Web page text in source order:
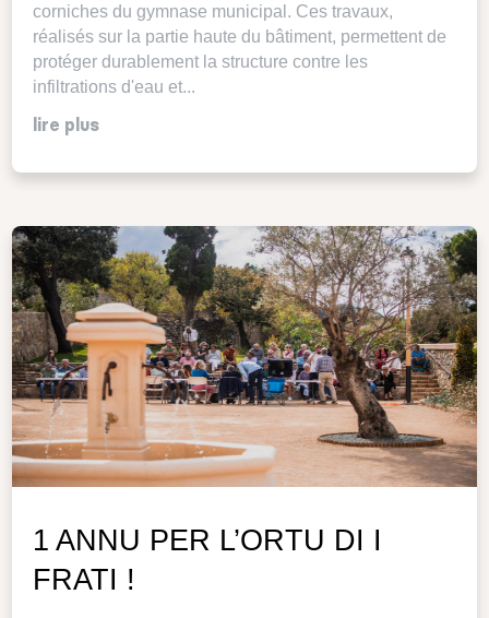
corniches du gymnase municipal. Ces travaux,
réalisés sur la partie haute du bâtiment, permettent de
protéger durablement la structure contre les
infiltrations d'eau et...
lire plus
1 ANNU PER L’ORTU DI I
FRATI !